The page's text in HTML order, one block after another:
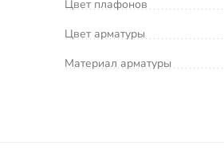
Цвет плафонов
Цвет арматуры
Материал арматуры